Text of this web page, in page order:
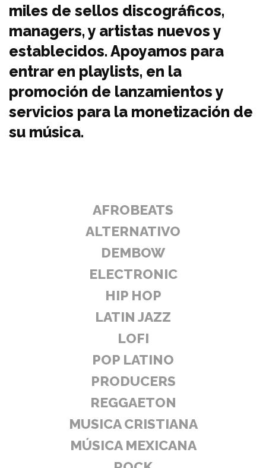
miles de sellos discográficos,
managers, y artistas nuevos y
establecidos. Apoyamos para
entrar en playlists, en la
promoción de lanzamientos y
servicios para la monetización de
su música.
AFROBEATS
ALTERNATIVO
DEMBOW
ELECTRONIC
HIP HOP
LATIN JAZZ
LOFI
POP LATINO
PRODUCERS
REGGAETON
MUSICA CRISTIANA
MÚSICA MEXICANA